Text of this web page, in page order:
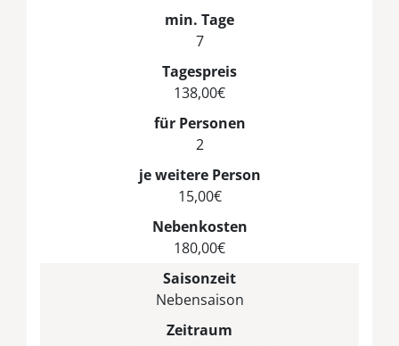
min. Tage
7
Tagespreis
138,00€
für Personen
2
je weitere Person
15,00€
Nebenkosten
180,00€
Saisonzeit
Nebensaison
Zeitraum